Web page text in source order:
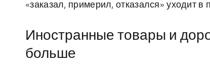
«заказал, примерил, отказался» уходит в
Иностранные товары и
больше